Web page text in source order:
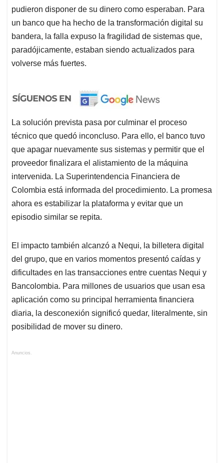
pudieron disponer de su dinero como esperaban. Para
un banco que ha hecho de la transformación digital su
bandera, la falla expuso la fragilidad de sistemas que,
paradójicamente, estaban siendo actualizados para
volverse más fuertes.
La solución prevista pasa por culminar el proceso
técnico que quedó inconcluso. Para ello, el banco tuvo
que apagar nuevamente sus sistemas y permitir que el
proveedor finalizara el alistamiento de la máquina
intervenida. La Superintendencia Financiera de
Colombia está informada del procedimiento. La promesa
ahora es estabilizar la plataforma y evitar que un
episodio similar se repita.
El impacto también alcanzó a Nequi, la billetera digital
del grupo, que en varios momentos presentó caídas y
dificultades en las transacciones entre cuentas Nequi y
Bancolombia. Para millones de usuarios que usan esa
aplicación como su principal herramienta financiera
diaria, la desconexión significó quedar, literalmente, sin
posibilidad de mover su dinero.
Anuncios.